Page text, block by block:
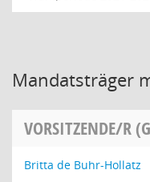
Mandatsträger
VORSITZENDE/R
Britta de Buhr-Hollatz